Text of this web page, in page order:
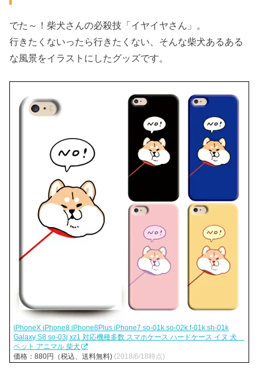
でた～！柴犬さんの必殺技「イヤイヤさん」。
行きたくないったら行きたくない、そんな柴犬あるある
な風景をイラストにしたグッズです。
iPhoneX iPhone8 iPhone8Plus iPhone7 so-01k so-02k f-01k sh-01k
Galaxy S8 so-03j xz1 対応機種多数 スマホケース ハードケース イヌ 犬
ペット アニマル 柴犬
価格：880円（税込、送料無料) (2018/6/18時点)